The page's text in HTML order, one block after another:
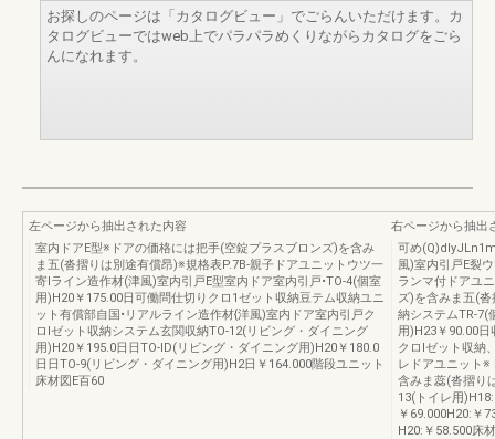
お探しのページは「カタログビュー」でごらんいただけます。カ
タログビューではweb上でパラパラめくりながらカタログをごら
んになれます。
左ページから抽出された内容
室内ドアE型※ドアの価格には把手(空錠プラスブロンズ)を含み
ま五(沓摺りは別途有償昂)※規格表P.7B-親子ドアユニットウツ一
寄lライン造作材(津風)室内引戸E型室内ドア室内引戸•TO-4(個室
用)H20￥175.00日可働問仕切りクロ1ゼット収納豆テム収納ユニ
ット有償部自国•リアルライン造作材{洋風)室内ドア室内引戸ク
ロlゼット収納システム玄関収納TO-12(リビング・ダイニング
用)H20￥195.0日日TO-lD(リビング・ダイニング用)H20￥180.0
日日TO-9(リビング・ダイニング用)H2日￥164.000階段ユニット
床材図E百60
右ページから抽出
可め
風)室内引戸E裂
ランマ付ドアユ
ズ)を含みま五(
納システムTR-7(
用)H23￥90.00
クロlゼット収納
レドアユニット※
含みま蕊(沓摺り
13(トイレ用
￥69.000H20:￥
H20:￥58.500床